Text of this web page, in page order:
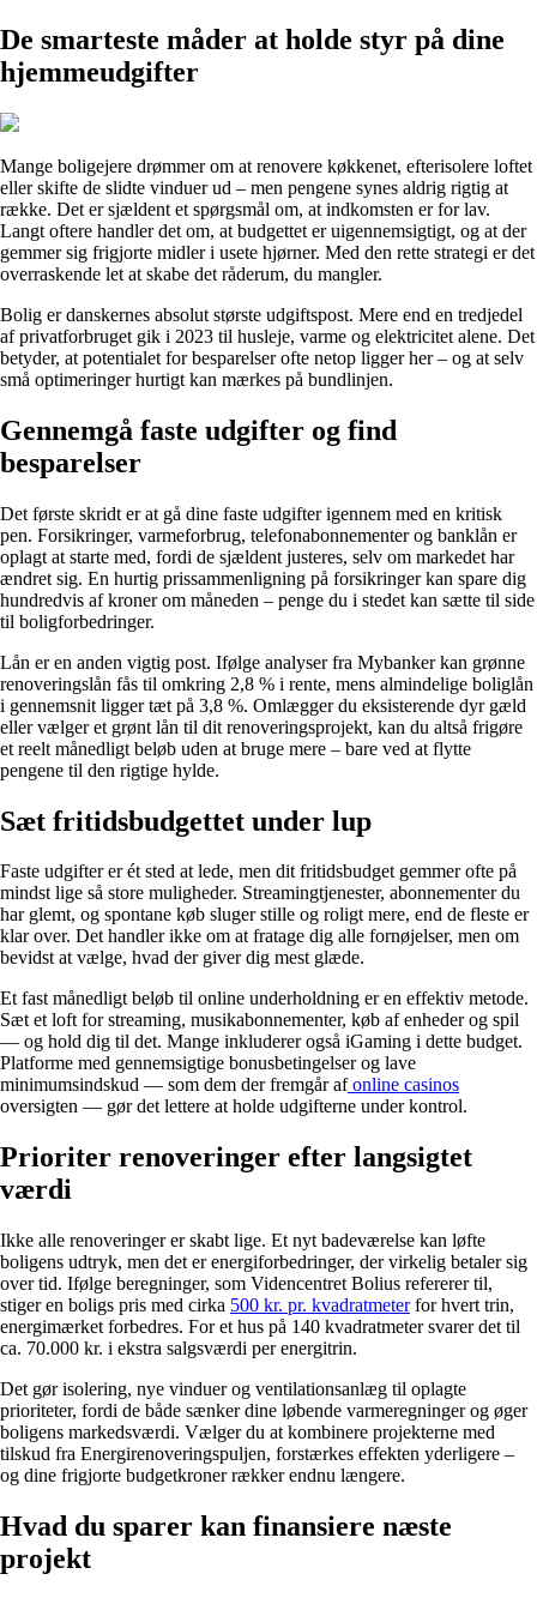
De smarteste måder at holde styr på dine
hjemmeudgifter
Mange boligejere drømmer om at renovere køkkenet, efterisolere loftet
eller skifte de slidte vinduer ud – men pengene synes aldrig rigtig at
række. Det er sjældent et spørgsmål om, at indkomsten er for lav.
Langt oftere handler det om, at budgettet er uigennemsigtigt, og at der
gemmer sig frigjorte midler i usete hjørner. Med den rette strategi er det
overraskende let at skabe det råderum, du mangler.
Bolig er danskernes absolut største udgiftspost. Mere end en tredjedel
af privatforbruget gik i 2023 til husleje, varme og elektricitet alene. Det
betyder, at potentialet for besparelser ofte netop ligger her – og at selv
små optimeringer hurtigt kan mærkes på bundlinjen.
Gennemgå faste udgifter og find
besparelser
Det første skridt er at gå dine faste udgifter igennem med en kritisk
pen. Forsikringer, varmeforbrug, telefonabonnementer og banklån er
oplagt at starte med, fordi de sjældent justeres, selv om markedet har
ændret sig. En hurtig prissammenligning på forsikringer kan spare dig
hundredvis af kroner om måneden – penge du i stedet kan sætte til side
til boligforbedringer.
Lån er en anden vigtig post. Ifølge analyser fra Mybanker kan grønne
renoveringslån fås til omkring 2,8 % i rente, mens almindelige boliglån
i gennemsnit ligger tæt på 3,8 %. Omlægger du eksisterende dyr gæld
eller vælger et grønt lån til dit renoveringsprojekt, kan du altså frigøre
et reelt månedligt beløb uden at bruge mere – bare ved at flytte
pengene til den rigtige hylde.
Sæt fritidsbudgettet under lup
Faste udgifter er ét sted at lede, men dit fritidsbudget gemmer ofte på
mindst lige så store muligheder. Streamingtjenester, abonnementer du
har glemt, og spontane køb sluger stille og roligt mere, end de fleste er
klar over. Det handler ikke om at fratage dig alle fornøjelser, men om
bevidst at vælge, hvad der giver dig mest glæde.
Et fast månedligt beløb til online underholdning er en effektiv metode.
Sæt et loft for streaming, musikabonnementer, køb af enheder og spil
— og hold dig til det. Mange inkluderer også iGaming i dette budget.
Platforme med gennemsigtige bonusbetingelser og lave
minimumsindskud — som dem der fremgår afonline casinos
oversigten — gør det lettere at holde udgifterne under kontrol.
Prioriter renoveringer efter langsigtet
værdi
Ikke alle renoveringer er skabt lige. Et nyt badeværelse kan løfte
boligens udtryk, men det er energiforbedringer, der virkelig betaler sig
over tid. Ifølge beregninger, som Videncentret Bolius refererer til,
stiger en boligs pris med cirka 500 kr. pr. kvadratmeterfor hvert trin,
energimærket forbedres. For et hus på 140 kvadratmeter svarer det til
ca. 70.000 kr. i ekstra salgsværdi per energitrin.
Det gør isolering, nye vinduer og ventilationsanlæg til oplagte
prioriteter, fordi de både sænker dine løbende varmeregninger og øger
boligens markedsværdi. Vælger du at kombinere projekterne med
tilskud fra Energirenoveringspuljen, forstærkes effekten yderligere –
og dine frigjorte budgetkroner rækker endnu længere.
Hvad du sparer kan finansiere næste
projekt